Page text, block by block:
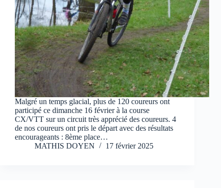
Malgré un temps glacial, plus de 120 coureurs ont
participé ce dimanche 16 février à la course
CX/VTT sur un circuit très apprécié des coureurs. 4
de nos coureurs ont pris le départ avec des résultats
encourageants : 8ème place…
MATHIS DOYEN
17 février 2025